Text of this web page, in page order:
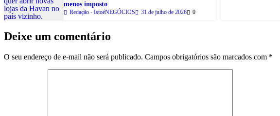
menos imposto
Redação - IstoéNEGÓCIOS 31 de julho de 2026 0
Deixe um comentário
O seu endereço de e-mail não será publicado. Campos obrigatórios são marcados com *